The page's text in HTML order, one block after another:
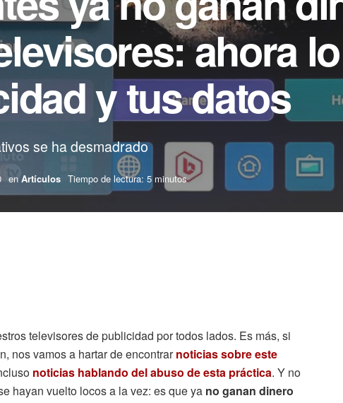
ahora
y tus datos
se ha desmadrado
en Artículos Tiempo de lectura: 5 minutos
televisores de publicidad por todos lados. Es más, si
nos vamos a hartar de encontrarnoticias sobre este
noticias hablando del abuso de esta práctica. Y no
hayan vuelto locos a la vez: es que ya no ganan dinero